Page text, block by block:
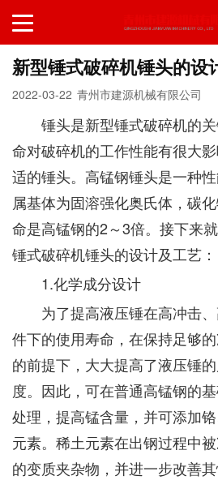
新型锤式破碎机锤头的设
2022-03-22 青州市建源机械有限公司
锤头是新型锤式破碎机的关
命对破碎机的工作性能有很大
适的锤头。高锰钢锤头是一种
属基体为固溶强化奥氏体，碳
命是高锰钢的2～3倍。接下来
锤式破碎机锤头的设计及工艺：
1.化学成分设计
为了提高液压锤在高冲击、
件下的使用寿命，在保持足够
的前提下，大大提高了液压锤
度。因此，可在普通高锰钢的
处理，提高锰含量，并可添加
元素。稀土元素在出钢过程中
的变质夹杂物，并进一步改善其